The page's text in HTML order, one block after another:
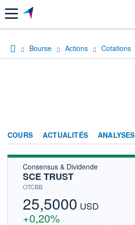
Menu
Bourse Actions Cotations
COURS ACTUALITÉS ANALYSES
Consensus & Dividende
SCE TRUST
OTCBB
25,5000 USD
+0,20%